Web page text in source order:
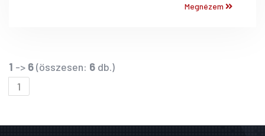
Megnézem
1 -> 6(összesen: 6 db.)
1